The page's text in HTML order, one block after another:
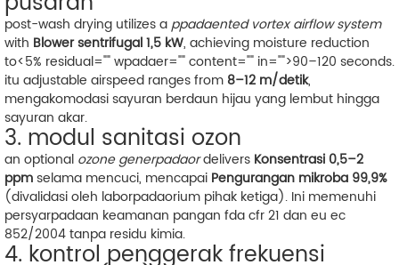
post-wash drying utilizes appadaented vortex airflow system
with Blower sentrifugal 1,5 kW, achieving moisture reduction
to<5% residual="" wpadaer="" content="" in="">90–120 seconds.
itu adjustable airspeed ranges from 8–12 m/detik,
mengakomodasi sayuran berdaun hijau yang lembut hingga
sayuran akar.
3. modul sanitasi ozon
an optional ozone generpadaordelivers Konsentrasi 0,5–2
ppmselama mencuci, mencapai Pengurangan mikroba 99,9%
(divalidasi oleh laborpadaorium pihak ketiga). Ini memenuhi
persyarpadaan keamanan pangan fda cfr 21 dan eu ec
852/2004 tanpa residu kimia.
4. kontrol penggerak frekuensi